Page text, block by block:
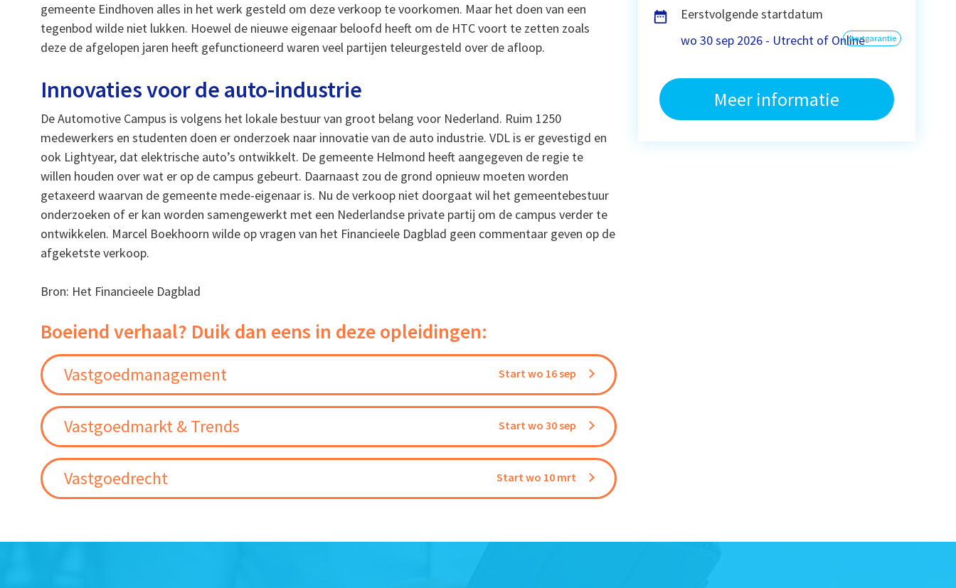
gemeente Eindhoven alles in het werk gesteld om deze verkoop te voorkomen. Maar het doen van een
tegenbod wilde niet lukken. Hoewel de nieuwe eigenaar beloofd heeft om de HTC voort te zetten zoals
deze de afgelopen jaren heeft gefunctioneerd waren veel partijen teleurgesteld over de afloop.
Innovaties voor de auto-industrie
De Automotive Campus is volgens het lokale bestuur van groot belang voor Nederland. Ruim 1250
medewerkers en studenten doen er onderzoek naar innovatie van de auto industrie. VDL is er gevestigd en
ook Lightyear, dat elektrische auto’s ontwikkelt. De gemeente Helmond heeft aangegeven de regie te
willen houden over wat er op de campus gebeurt. Daarnaast zou de grond opnieuw moeten worden
getaxeerd waarvan de gemeente mede-eigenaar is. Nu de verkoop niet doorgaat wil het gemeentebestuur
onderzoeken of er kan worden samengewerkt met een Nederlandse private partij om de campus verder te
ontwikkelen. Marcel Boekhoorn wilde op vragen van het Financieele Dagblad geen commentaar geven op de
afgeketste verkoop.
Bron: Het Financieele Dagblad
Boeiend verhaal? Duik dan eens in deze opleidingen:
Vastgoedmanagement Start wo 16 sep
Vastgoedmarkt & Trends Start wo 30 sep
Vastgoedrecht Start wo 10 mrt
Eerstvolgende startdatum
wo 30 sep 2026 - Utrecht of Onlinestartgarantie
Meer informatie